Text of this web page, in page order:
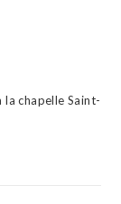
chapelle Saint-